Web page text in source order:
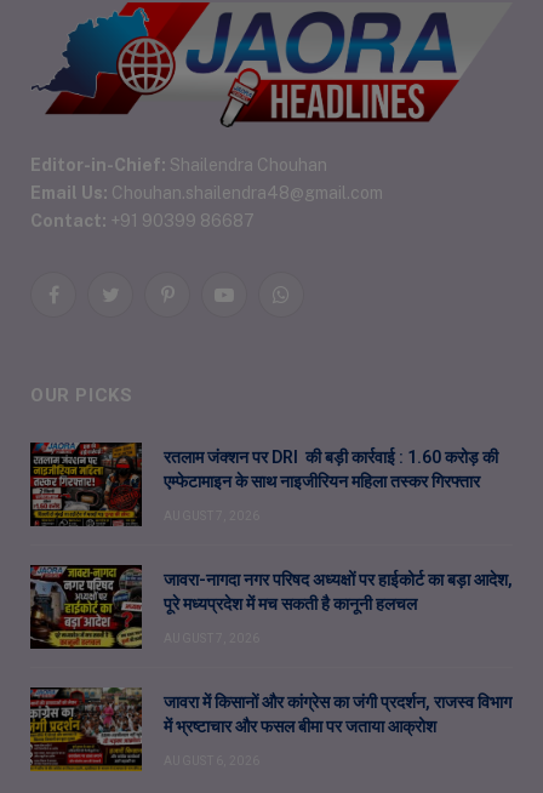
Editor-in-Chief: Shailendra Chouhan
Email Us: Chouhan.shailendra48@gmail.com
Contact: +91 90399 86687
FacebookTwitterPinterestYouTubeWhatsApp
OUR PICKS
रतलाम जंक्शन पर DRI की बड़ी कार्रवाई : 1.60 करोड़ की
एम्फेटामाइन के साथ नाइजीरियन महिला तस्कर गिरफ्तार
जावरा-नागदा नगर परिषद अध्यक्षों पर हाईकोर्ट का बड़ा आदेश,
पूरे मध्यप्रदेश में मच सकती है कानूनी हलचल
जावरा में किसानों और कांग्रेस का जंगी प्रदर्शन, राजस्व विभाग
में भ्रष्टाचार और फसल बीमा पर जताया आक्रोश